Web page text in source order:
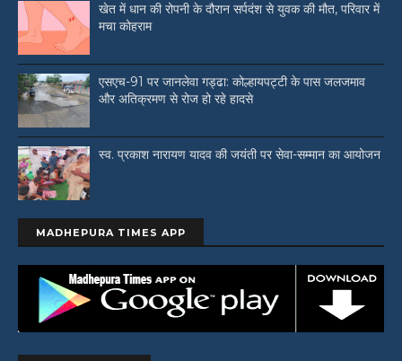
खेत में धान की रोपनी के दौरान सर्पदंश से युवक की मौत, परिवार में
मचा कोहराम
एसएच-91 पर जानलेवा गड्ढा: कोल्हायपट्टी के पास जलजमाव
और अतिक्रमण से रोज हो रहे हादसे
स्व. प्रकाश नारायण यादव की जयंती पर सेवा-सम्मान का आयोजन
MADHEPURA TIMES APP